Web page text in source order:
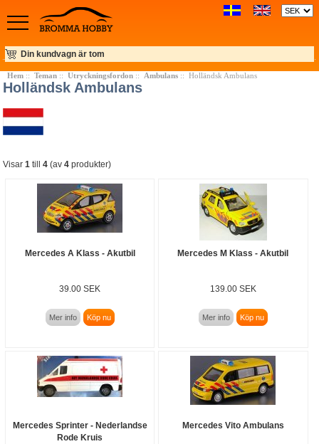
Din kundvagn är tom
Hem:: Teman:: Utryckningsfordon:: Ambulans:: Holländsk Ambulans
Holländsk Ambulans
Visar1 till4 (av4 produkter)
Mercedes A Klass - Akutbil
39.00 SEK
Mer info Köp nu
Mercedes M Klass - Akutbil
139.00 SEK
Mer info Köp nu
Mercedes Sprinter - Nederlandse
Rode Kruis
Mercedes Vito Ambulans